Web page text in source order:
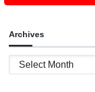
Archives
Archives